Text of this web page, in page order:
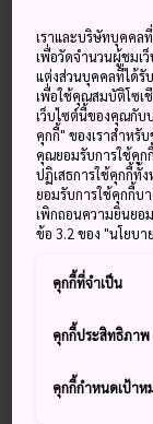
คำสำคัญ
อนเซ็น 6
ขนาดเล็
แสงนีออ
คะบุกิโจในชินจูกุ
ไปด้วยหลอดไฟ
ปลอดภัยที่สุดเอ
พลาดไม่
เราและบริษัทบุคคล
เพื่อวัดจำนวนผู้ชมเ
แต่งส่วนบุคคลที่ได้รั
เพื่อใช้คุณสมบัติโซเ
เว็บไซต์นี้ของคุณกับ
คุกกี้" ของเราสำหรั
คุณยอมรับการใช้คุก
ปฏิเสธการใช้คุกกี้ทั้
ยอมรับการใช้คุกกี้บ
เพิกถอนความยินยอ
ข้อ 3.2 ของ "นโยบา
คุกกี้ที่จำเป็น
คุกกี้ประสิทธิภาพ
คุกกี้กำหนดเป้าห